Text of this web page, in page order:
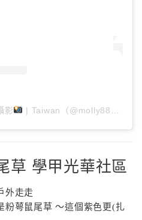
影 | Taiwan（@molly888666）分享的貼文
草 學甲光華社區
外走走
粉萼鼠尾草 ～這個紫色更(扎